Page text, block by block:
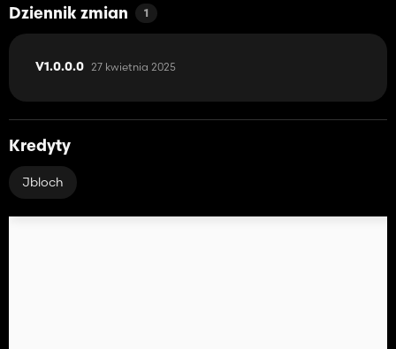
Dziennik zmian 1
V1.0.0.0 27 kwietnia 2025
Kredyty
Jbloch